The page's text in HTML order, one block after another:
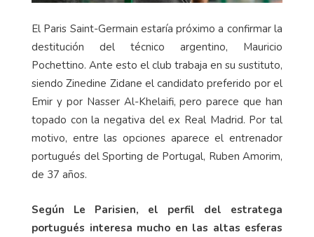
El Paris Saint-Germain estaría próximo a confirmar la
destitución del técnico argentino, Mauricio
Pochettino. Ante esto el club trabaja en su sustituto,
siendo Zinedine Zidane el candidato preferido por el
Emir y por Nasser Al-Khelaifi, pero parece que han
topado con la negativa del ex Real Madrid. Por tal
motivo, entre las opciones aparece el entrenador
portugués del Sporting de Portugal, Ruben Amorim,
de 37 años.
Según Le Parisien, el perfil del estratega
portugués interesa mucho en las altas esferas